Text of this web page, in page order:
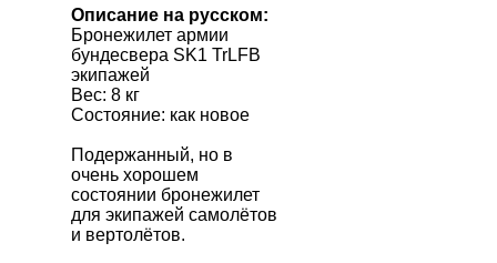
Описание на русском:
Бронежилет армии
бундесвера SK1 TrLFB
экипажей
Вес: 8 кг
Состояние: как новое
Подержанный, но в
очень хорошем
состоянии бронежилет
для экипажей самолётов
и вертолётов.